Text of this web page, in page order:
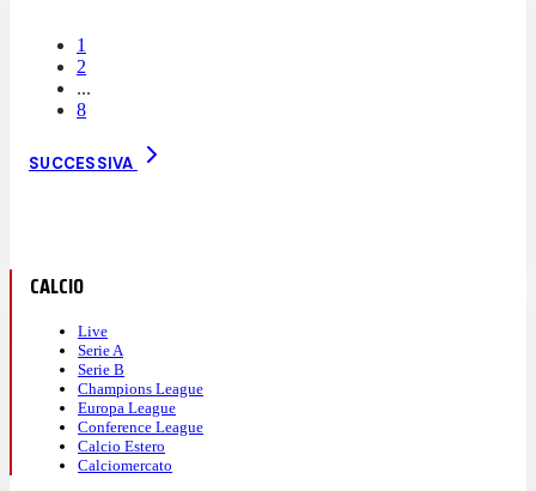
1
2
...
8
SUCCESSIVA
CALCIO
Live
Serie A
Serie B
Champions League
Europa League
Conference League
Calcio Estero
Calciomercato